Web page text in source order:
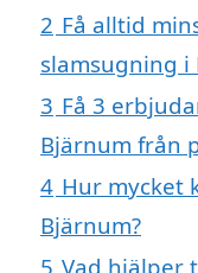
2 Få alltid
slamsugning i
3 Få 3
Bjärnum från
4 Hur mycket
Bjärnum?
5 Vad hjälper